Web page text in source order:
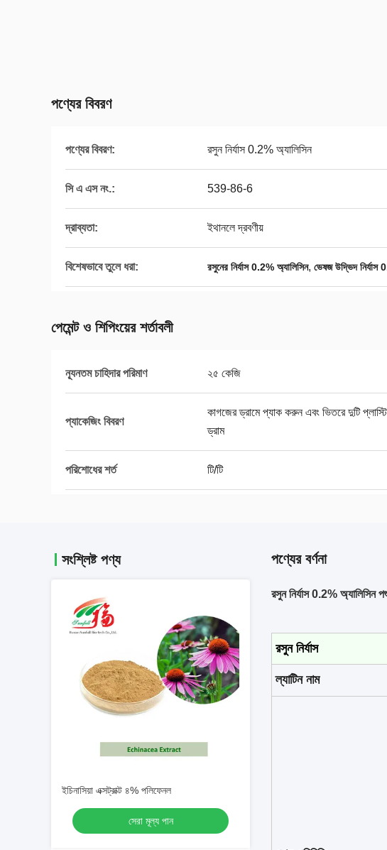
পণ্যের বিবরণ
পণ্যের বিবরণ: রসুন নির্যাস 0.2% অ্যালিসিন
সি এ এস নং.: 539-86-6
দ্রাব্যতা: ইথানলে দ্রবণীয়
বিশেষভাবে তুলে ধরা: রসুনের নির্যাস 0.2% অ্যালিসিন, ভেষজ উদ্ভিদ নির্যাস
পেমেন্ট ও শিপিংয়ের শর্তাবলী
ন্যূনতম চাহিদার পরিমাণ ২৫ কেজি
প্যাকেজিং বিবরণ
কাগজের ড্রামে প্যাক করুন এবং ভিতরে দুটি
ড্রাম
পরিশোধের শর্ত টি/টি
সংশ্লিষ্ট পণ্য
ইচিনাসিয়া এক্সট্রাক্ট ৪% পলিফেনল
সেরা মূল্য পান
পণ্যের বর্ণনা
রসুন নির্যাস 0.2% অ্যালিসিন
রসুন নির্যাস
ল্যাটিন নাম